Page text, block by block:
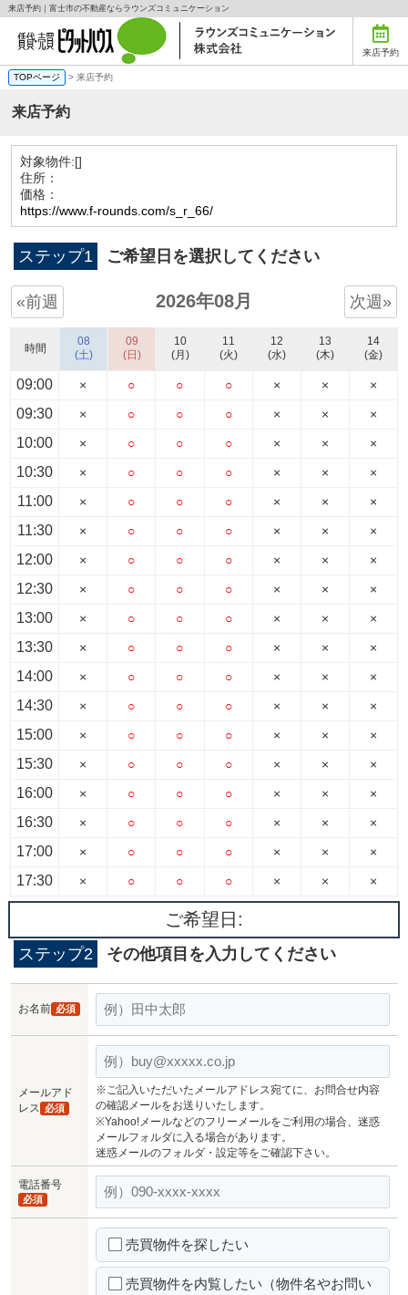
来店予約｜富士市の不動産ならラウンズコミュニケーション
来店予約
TOPページ > 来店予約
来店予約
対象物件:[]
住所：
価格：
https://www.f-rounds.com/s_r_66/
ステップ1 ご希望日を選択してください
«前週 2026年08月 次週»
時間
09:00
09:30
10:00
10:30
11:00
11:30
12:00
12:30
13:00
13:30
14:00
14:30
15:00
15:30
16:00
16:30
17:00
17:30
08
(土)
×
×
×
×
×
×
×
×
×
×
×
×
×
×
×
×
×
×
09
(日)
○
○
○
○
○
○
○
○
○
○
○
○
○
○
○
○
○
○
10
(月)
○
○
○
○
○
○
○
○
○
○
○
○
○
○
○
○
○
○
11
(火)
○
○
○
○
○
○
○
○
○
○
○
○
○
○
○
○
○
○
12
(水)
×
×
×
×
×
×
×
×
×
×
×
×
×
×
×
×
×
×
13
(木)
×
×
×
×
×
×
×
×
×
×
×
×
×
×
×
×
×
×
14
(金)
×
×
×
×
×
×
×
×
×
×
×
×
×
×
×
×
×
×
ご希望日:
ステップ2 その他項目を入力してください
お名前 必須
メールアド
レス 必須
※ご記入いただいたメールアドレス宛てに、お問合せ内容
の確認メールをお送りいたします。
※Yahoo!メールなどのフリーメールをご利用の場合、迷惑
メールフォルダに入る場合があります。
迷惑メールのフォルダ・設定等をご確認下さい。
電話番号
必須
売買物件を探したい
売買物件を内覧したい（物件名やお問い